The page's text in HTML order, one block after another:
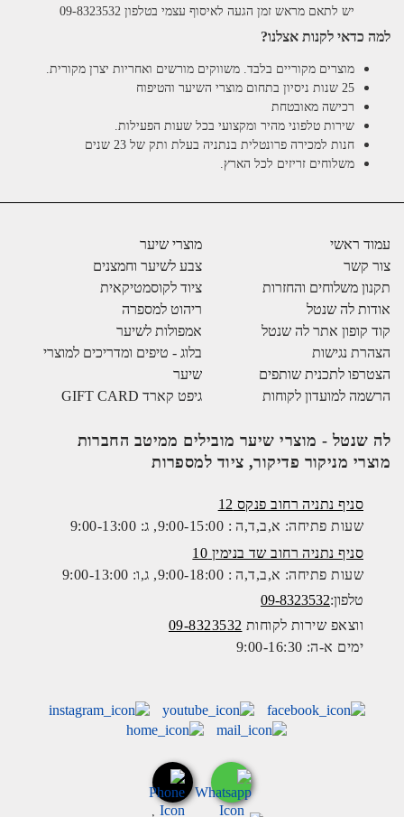
יש לתאם מראש זמן הגעה לאיסוף עצמי בטלפון 09-8323532
למה כדאי לקנות אצלנו?
מוצרים מקוריים בלבד. משווקים מורשים ואחריות יצרן מקורית.
25 שנות ניסיון בתחום מוצרי השיער והטיפוח
רכישה מאובטחת
שירות טלפוני מהיר ומקצועי בכל שעות הפעילות.
חנות למכירה פרונטלית בנתניה בעלת ותק של 23 שנים
משלוחים זריזים לכל הארץ.
עמוד ראשי
צור קשר
תקנון משלוחים והחזרות
אודות לה שנטל
קוד קופון אתר לה שנטל
הצהרת נגישות
הצטרפו לתכנית שותפים
הרשמה למועדון לקוחות
מוצרי שיער
צבע לשיער וחמצנים
ציוד לקוסמטיקאית
ריהוט למספרה
אמפולות לשיער
בלוג - טיפים ומדריכים למוצרי
שיער
גיפט קארד GIFT CARD
לה שנטל - מוצרי שיער מובילים ממיטב החברות
מוצרי מניקור פדיקור, ציוד למספרות
סניף נתניה רחוב פנקס 12
שעות פתיחה: א,ב,ד,ה : 9:00-15:00, ג: 9:00-13:00
סניף נתניה רחוב שד בנימין 10
שעות פתיחה: א,ב,ד,ה : 9:00-18:00, ג,ו: 9:00-13:00
טלפון:09-8323532
ווצאפ שירות לקוחות 09-8323532
ימים א-ה: 9:00-16:30